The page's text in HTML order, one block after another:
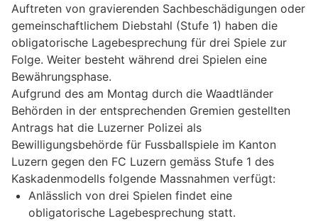
Auftreten von gravierenden Sachbeschädigungen oder
gemeinschaftlichem Diebstahl (Stufe 1) haben die
obligatorische Lagebesprechung für drei Spiele zur
Folge. Weiter besteht während drei Spielen eine
Bewährungsphase.
Aufgrund des am Montag durch die Waadtländer
Behörden in der entsprechenden Gremien gestellten
Antrags hat die Luzerner Polizei als
Bewilligungsbehörde für Fussballspiele im Kanton
Luzern gegen den FC Luzern gemäss Stufe 1 des
Kaskadenmodells folgende Massnahmen verfügt:
Anlässlich von drei Spielen findet eine
obligatorische Lagebesprechung statt.